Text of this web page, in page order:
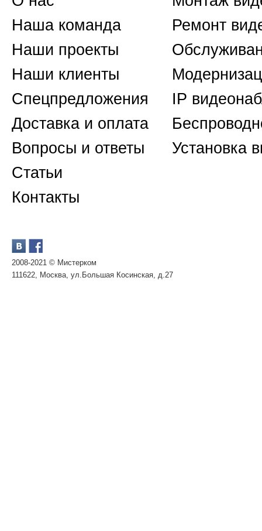
Наша команда
Наши проекты
Наши клиенты
Спецпредложения
Доставка и оплата
Вопросы и ответы
Статьи
Контакты
2008-2021 © Мистерком
111622, Москва, ул.Большая Косинская, д.27
Ремонт
IP
Установка